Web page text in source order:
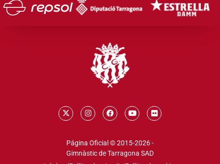
Página Oficial © 2015-2026 -
Gimnàstic de Tarragona SAD